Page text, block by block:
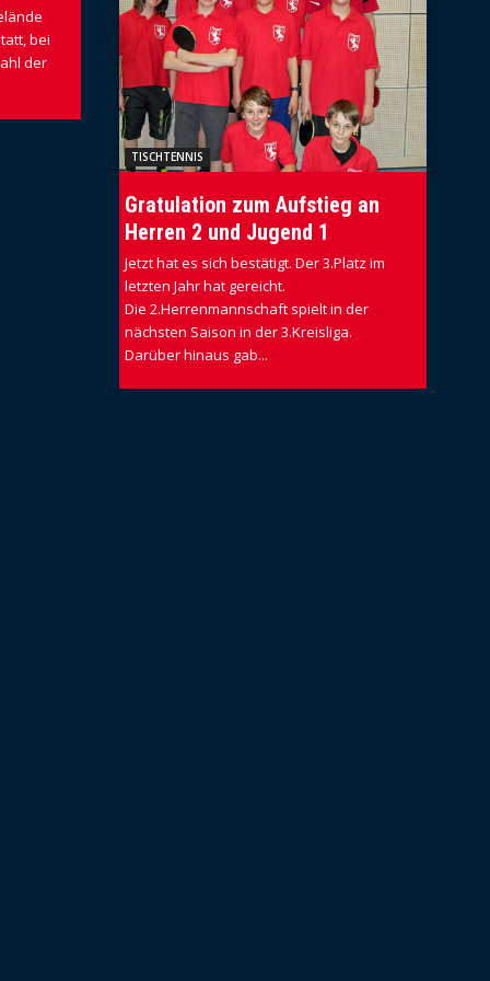
bei
der
TISCHTENNIS
Gratulation zum Aufstieg an
Herren 2 und Jugend 1
Jetzt hat es sich bestätigt. Der 3.Platz im
letzten Jahr hat gereicht.
Die 2.Herrenmannschaft spielt in der
nächsten Saison in der 3.Kreisliga.
Darüber hinaus gab...